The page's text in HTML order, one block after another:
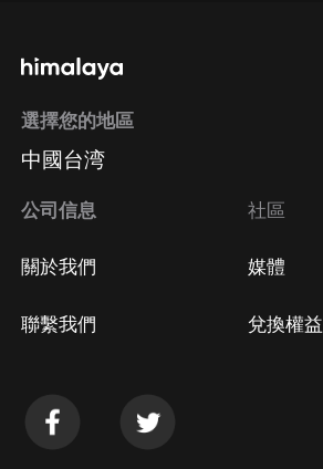
選擇您的地區
中國台湾
公司信息
關於我們
聯繫我們
社區
媒體
兌換權益